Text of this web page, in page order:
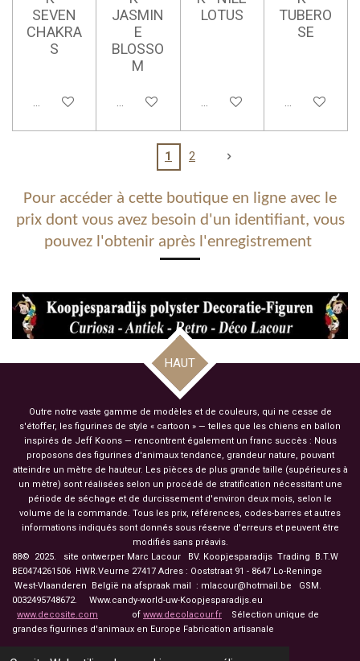
SEVEN
CHAKRA
S
Ajouter au panier
JASMIN
E
BLOSSO
M
Ajouter au panier
LOTUS
Ajouter au panier
TUBERO
SE
Ajouter au
1 2
Pour accéder à cette boutique en ligne avec le
prix dont vous avez besoin d'un identifiant, vous
pouvez l'obtenir après l'enregistrement
HAUT
Outre notre vaste gamme de modèles et de couleurs, qui ne cesse de
s'étoffer, les figurines de style « cartoon » — telles que les chiens en ballon
inspirés de Jeff Koons — rencontrent également un franc succès : Nous
proposons des figurines d'animaux tendance, grandeur nature, pouvant
atteindre un mètre de hauteur. Les pièces de plus grande taille (supérieures à
un mètre) sont réalisées selon un procédé de stratification nécessitant une
période de séchage et de durcissement d'environ deux mois, selon le
volume de la commande. Tous les prix, références, codes-barres et autres
informations indiqués sont donnés sous réserve d'erreurs et peuvent être
modifiés sans préavis.
88© 2025. site ontwerper Marc Lacour BV. Koopjesparadijs Trading
B.T.W
BE0474261506 HWR.Veurne 27417 Adres : Ooststraat 91 - 8647 Lo-Reninge
West-Vlaanderen België na afspraak mail : mlacour@hotmail.be GSM.
0032495748672. Www.candy-world-uw-Koopjesparadijs.eu
www.decosite.com of www.decolacour.fr Sélection unique de
grandes figurines d'animaux en Europe Fabrication artisanale
touche drapeau pour á français